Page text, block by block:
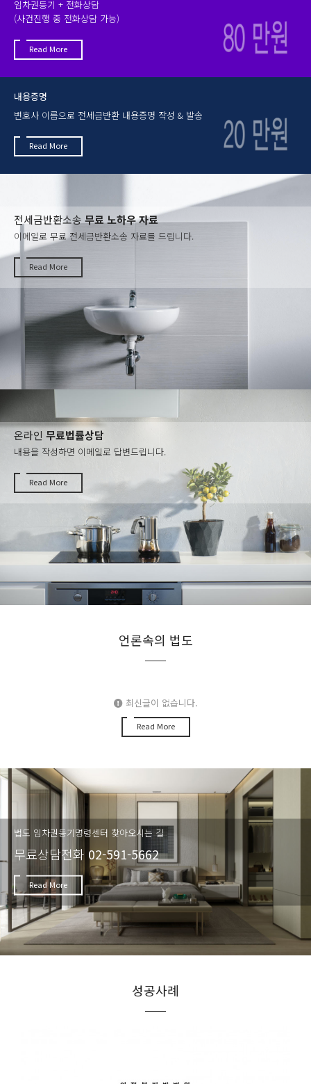
임차권등기 + 전화상담
(사건진행 중 전화상담 가능)
Read More
내용증명
변호사 이름으로 전세금반환 내용증명 작성 & 발송
Read More
전세금반환소송 무료 노하우 자료
이메일로 무료 전세금반환소송 자료를 드립니다.
Read More
온라인 무료법률상담
내용을 작성하면 이메일로 답변드립니다.
Read More
언론속의 법도
최신글이 없습니다.
Read More
법도 임차권등기명령센터 찾아오시는 길
무료상담전화 02-591-5662
Read More
성공사례